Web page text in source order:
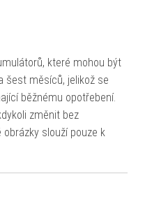
které mohou být
šest měsíců, jelikož se
běžnému opotřebení.
změnit bez
slouží pouze k